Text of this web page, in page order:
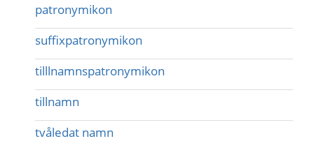
patronymikon
suffixpatronymikon
tilllnamnspatronymikon
tillnamn
tvåledat namn